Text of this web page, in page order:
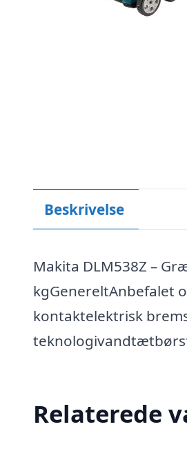
Beskrivelse
Makita DLM538Z –
kgGenereltAnbefalet
kontaktelektrisk
Relaterede